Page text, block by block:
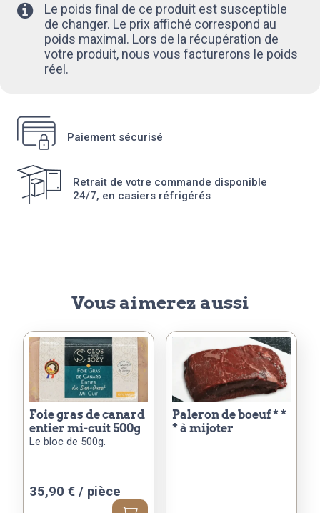
Le poids final de ce produit est susceptible
de changer. Le prix affiché correspond au
poids maximal. Lors de la récupération de
votre produit, nous vous facturerons le poids
réel.
Paiement sécurisé
Retrait de votre commande disponible
24/7, en casiers réfrigérés
Vous aimerez aussi
foie gras de canard
entier mi-cuit 500g
Le bloc de 500g.
35,90 € / pièce
paleron de boeuf * *
* à mijoter